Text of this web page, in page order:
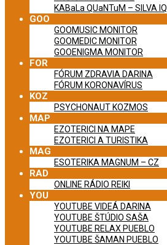
KABaLa QUaNTuM – SILVA IQ
GOO
GOOMUSIC MONITOR
GOOMEDIC MONITOR
GOOENIGMA MONITOR
FOR
FÓRUM ZDRAVIA DARINA
FÓRUM KORONAVÍRUS
KOZ
PSYCHONAUT KOZMOS
MAP
EZOTERICI NA MAPE
EZOTERICI A TURISTIKA
MAG
ESOTERIKA MAGNUM – CZ
RAD
ONLINE RÁDIO REIKI
YOU
YOUTUBE VIDEÁ DARINA
YOUTUBE ŠTÚDIO SAŠA
YOUTUBE RELAX PUEBLO
YOUTUBE ŠAMAN PUEBLO